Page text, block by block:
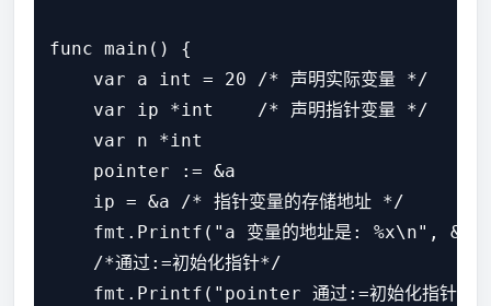
func main() {
    var a int = 20 /* 声明实际变量 */
    var ip *int    /* 声明指针变量 */
    var n *int
    pointer := &a
    ip = &a /* 指针变量的存储地址 */
    fmt.Printf("a 变量的地址是: %x\n", &a)
    /*通过:=初始化指针*/
fmt.Printf("pointer 通过:=初始化指针: